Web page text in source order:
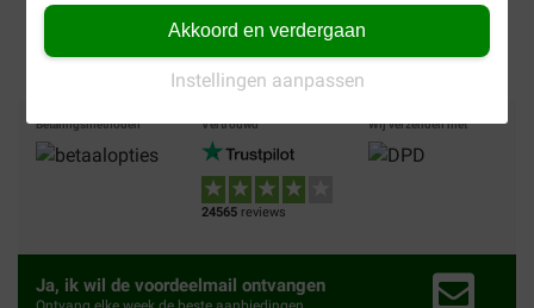
Akkoord en verdergaan
Instellingen aanpassen
Betalingsmethoden Vertrouwd
24565 reviews
Wij verzenden met
Ja, ik wil de voordeelmail ontvangen